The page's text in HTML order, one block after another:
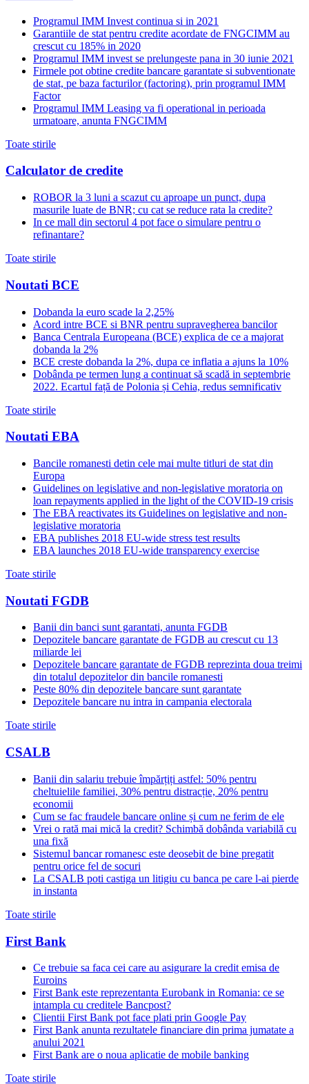
Programul IMM Invest continua si in 2021
Garantiile de stat pentru credite acordate de FNGCIMM au
crescut cu 185% in 2020
Programul IMM invest se prelungeste pana in 30 iunie 2021
Firmele pot obtine credite bancare garantate si subventionate
de stat, pe baza facturilor (factoring), prin programul IMM
Factor
Programul IMM Leasing va fi operational in perioada
urmatoare, anunta FNGCIMM
Toate stirile
Calculator de credite
ROBOR la 3 luni a scazut cu aproape un punct, dupa
masurile luate de BNR; cu cat se reduce rata la credite?
In ce mall din sectorul 4 pot face o simulare pentru o
refinantare?
Toate stirile
Noutati BCE
Dobanda la euro scade la 2,25%
Acord intre BCE si BNR pentru supravegherea bancilor
Banca Centrala Europeana (BCE) explica de ce a majorat
dobanda la 2%
BCE creste dobanda la 2%, dupa ce inflatia a ajuns la 10%
Dobânda pe termen lung a continuat să scadă in septembrie
2022. Ecartul față de Polonia și Cehia, redus semnificativ
Toate stirile
Noutati EBA
Bancile romanesti detin cele mai multe titluri de stat din
Europa
Guidelines on legislative and non-legislative moratoria on
loan repayments applied in the light of the COVID-19 crisis
The EBA reactivates its Guidelines on legislative and non-
legislative moratoria
EBA publishes 2018 EU-wide stress test results
EBA launches 2018 EU-wide transparency exercise
Toate stirile
Noutati FGDB
Banii din banci sunt garantati, anunta FGDB
Depozitele bancare garantate de FGDB au crescut cu 13
miliarde lei
Depozitele bancare garantate de FGDB reprezinta doua treimi
din totalul depozitelor din bancile romanesti
Peste 80% din depozitele bancare sunt garantate
Depozitele bancare nu intra in campania electorala
Toate stirile
CSALB
Banii din salariu trebuie împărțiți astfel: 50% pentru
cheltuielile familiei, 30% pentru distracție, 20% pentru
economii
Cum se fac fraudele bancare online și cum ne ferim de ele
Vrei o rată mai mică la credit? Schimbă dobânda variabilă cu
una fixă
Sistemul bancar romanesc este deosebit de bine pregatit
pentru orice fel de socuri
La CSALB poti castiga un litigiu cu banca pe care l-ai pierde
in instanta
Toate stirile
First Bank
Ce trebuie sa faca cei care au asigurare la credit emisa de
Euroins
First Bank este reprezentanta Eurobank in Romania: ce se
intampla cu creditele Bancpost?
Clientii First Bank pot face plati prin Google Pay
First Bank anunta rezultatele financiare din prima jumatate a
anului 2021
First Bank are o noua aplicatie de mobile banking
Toate stirile